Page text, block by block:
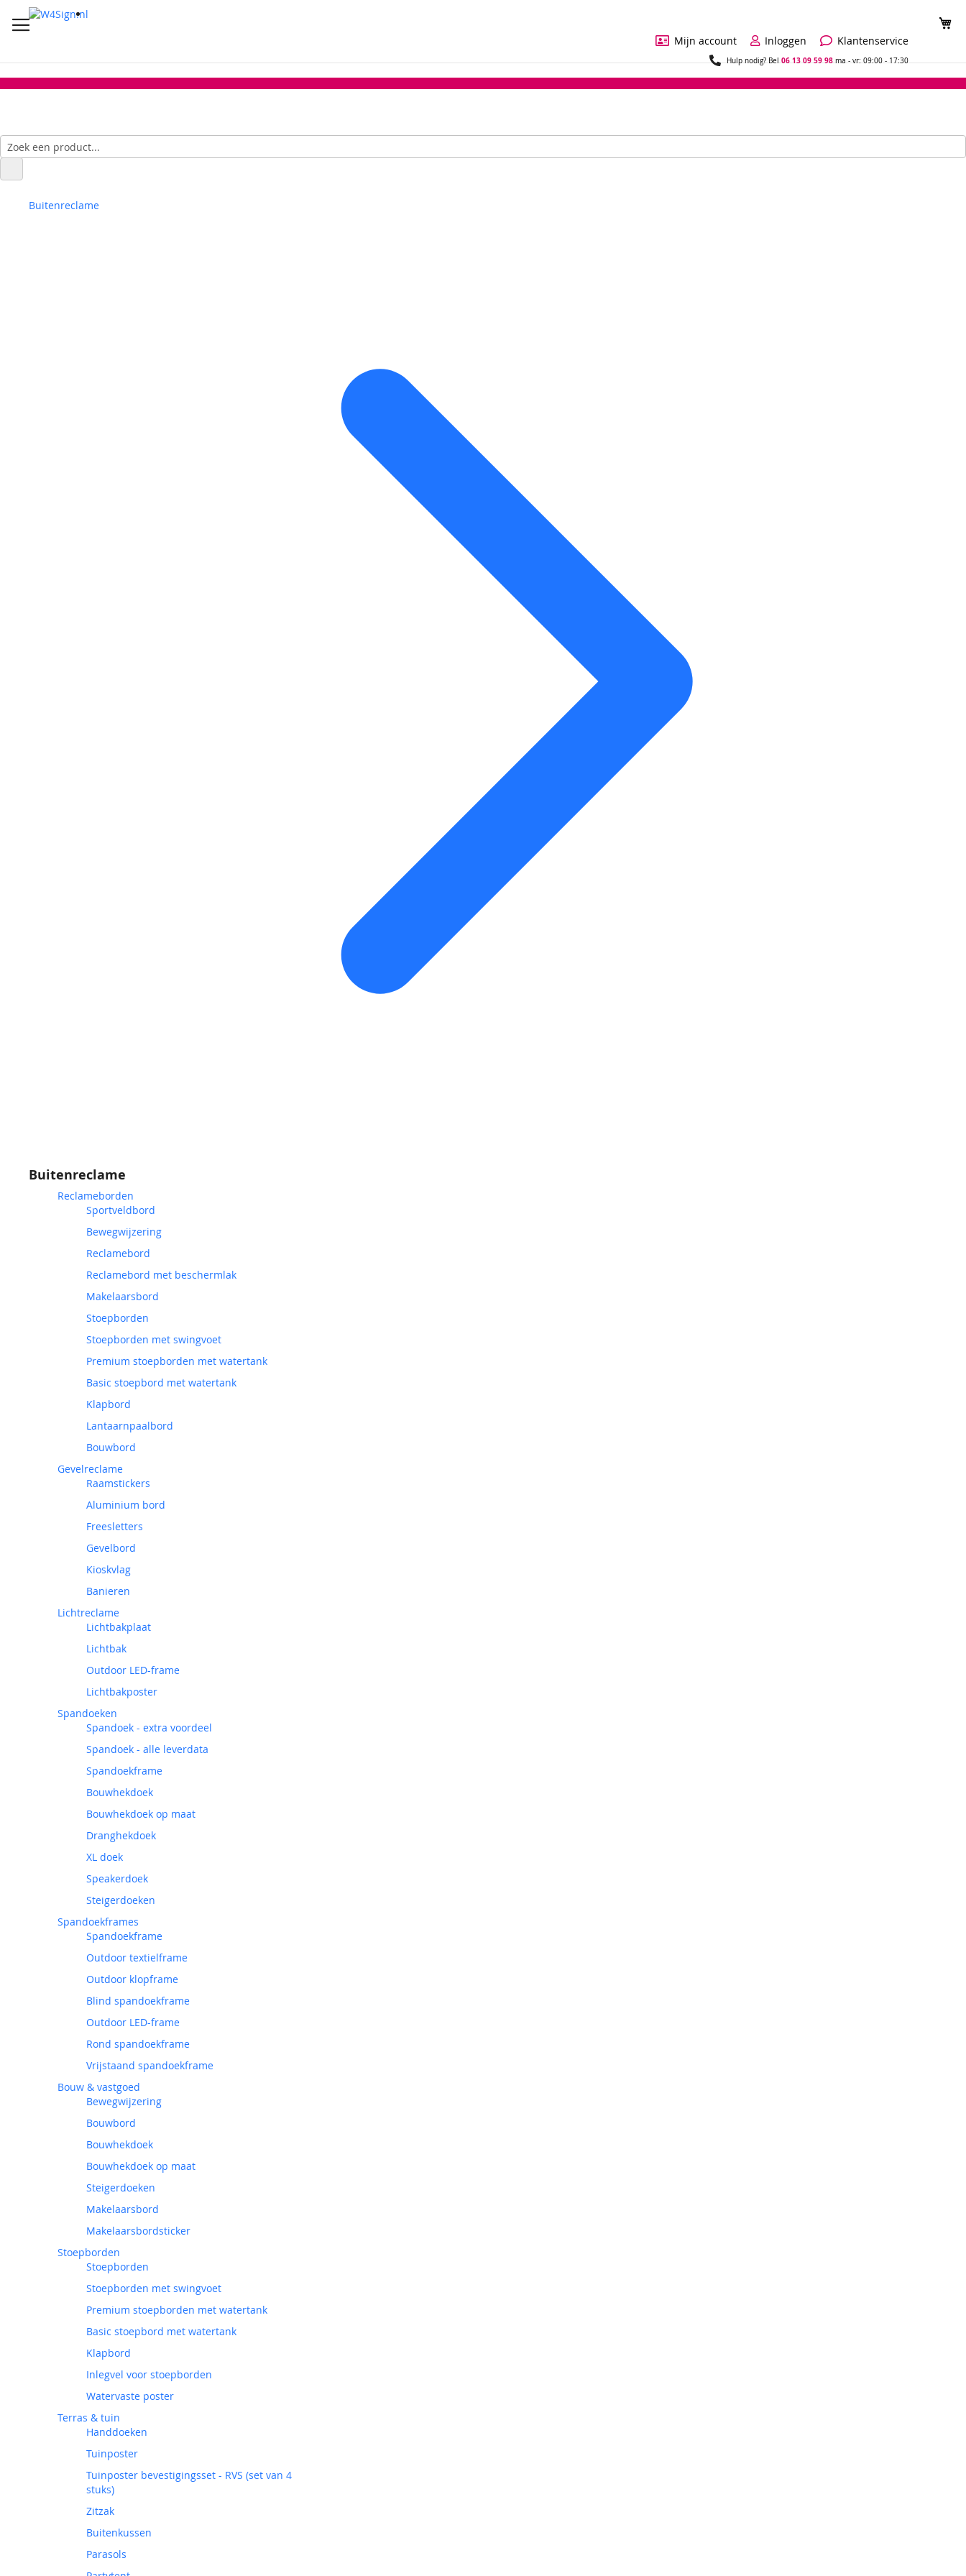
Mijn account
Inloggen Klantenservice
Hulp nodig? Bel06 13 09 59 98ma - vr: 09:00 - 17:30
Buitenreclame
Buitenreclame
Reclameborden
Sportveldbord
Bewegwijzering
Reclamebord
Reclamebord met beschermlak
Makelaarsbord
Stoepborden
Stoepborden met swingvoet
Premium stoepborden met watertank
Basic stoepbord met watertank
Klapbord
Lantaarnpaalbord
Bouwbord
Gevelreclame
Raamstickers
Aluminium bord
Freesletters
Gevelbord
Kioskvlag
Banieren
Lichtreclame
Lichtbakplaat
Lichtbak
Outdoor LED-frame
Lichtbakposter
Spandoeken
Spandoek - extra voordeel
Spandoek - alle leverdata
Spandoekframe
Bouwhekdoek
Bouwhekdoek op maat
Dranghekdoek
XL doek
Speakerdoek
Steigerdoeken
Spandoekframes
Spandoekframe
Outdoor textielframe
Outdoor klopframe
Blind spandoekframe
Outdoor LED-frame
Rond spandoekframe
Vrijstaand spandoekframe
Bouw & vastgoed
Bewegwijzering
Bouwbord
Bouwhekdoek
Bouwhekdoek op maat
Steigerdoeken
Makelaarsbord
Makelaarsbordsticker
Stoepborden
Stoepborden
Stoepborden met swingvoet
Premium stoepborden met watertank
Basic stoepbord met watertank
Klapbord
Inlegvel voor stoepborden
Watervaste poster
Terras & tuin
Handdoeken
Tuinposter
Tuinposter bevestigingsset - RVS (set van 4
stuks)
Zitzak
Buitenkussen
Parasols